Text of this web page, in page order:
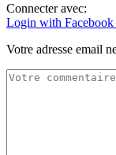
Connecter avec:
Login with Facebook
Votre adresse email